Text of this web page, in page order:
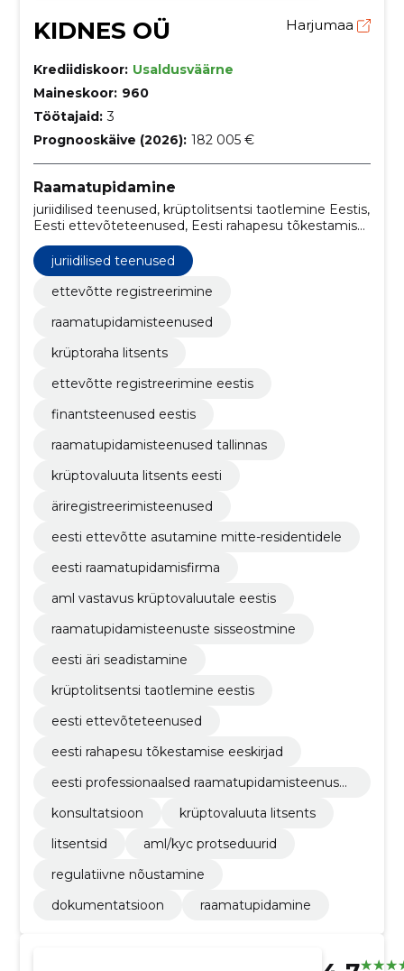
KIDNES OÜ Harjumaa
Krediidiskoor: Usaldusväärne
Maineskoor: 960
Töötajaid: 3
Prognooskäive (2026): 182 005 €
Raamatupidamine
juriidilised teenused, krüptolitsentsi taotlemine Eestis,
Eesti ettevõteteenused, Eesti rahapesu tõkestamise
raamatupidamisteenused, konsultatsioon, aml/kyc
protseduurid, dokumentatsioon, regulatiivne
nõustamine, Eesti äri seadistamine
juriidilised teenused
ettevõtte registreerimine
raamatupidamisteenused
krüptoraha litsents
ettevõtte registreerimine eestis
finantsteenused eestis
raamatupidamisteenused tallinnas
krüptovaluuta litsents eesti
äriregistreerimisteenused
eesti ettevõtte asutamine mitte-residentidele
eesti raamatupidamisfirma
aml vastavus krüptovaluutale eestis
raamatupidamisteenuste sisseostmine
eesti äri seadistamine
krüptolitsentsi taotlemine eestis
eesti ettevõteteenused
eesti rahapesu tõkestamise eeskirjad
eesti professionaalsed raamatupidamisteenuse
konsultatsioon
krüptovaluuta litsents
litsentsid
aml/kyc protseduurid
regulatiivne nõustamine
dokumentatsioon
raamatupidamine